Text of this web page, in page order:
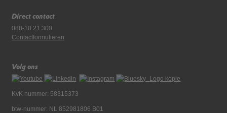
Direct contact
088-10 21 300
Contactformulieren
Volg ons
KvK nummer: 58315373
btw-nummer: NL 852981806 B01